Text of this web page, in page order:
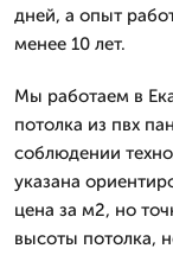
дней, а опыт
менее 10 лет.
Мы работаем в
потолка из пвх
соблюдении
указана
цена за м2, но
высоты потолка,